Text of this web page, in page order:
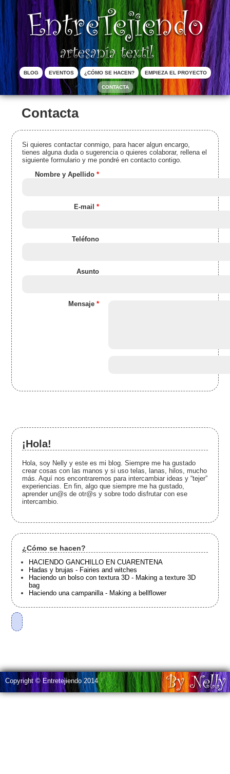
Pasar al contenido principal
Menú principal
BLOG EVENTOS ¿CÓMO SE HACEN? EMPIEZA EL PROYECTO
CONTACTA
Contacta
Si quieres contactar conmigo, para hacer algun encargo,
tienes alguna duda o sugerencia o quieres colaborar, rellena el
siguiente formulario y me pondré en contacto contigo.
Nombre y Apellido*
E-mail*
Teléfono
Asunto
Mensaje*
¡Hola!
Hola, soy Nelly y este es mi blog. Siempre me ha gustado
crear cosas con las manos y si uso telas, lanas, hilos, mucho
más. Aquí nos encontraremos para intercambiar ideas y “tejer”
experiencias. En fin, algo que siempre me ha gustado,
aprender un@s de otr@s y sobre todo disfrutar con ese
intercambio.
¿Cómo se hacen?
HACIENDO GANCHILLO EN CUARENTENA
Hadas y brujas - Fairies and witches
Haciendo un bolso con textura 3D - Making a texture 3D
bag
Haciendo una campanilla - Making a bellflower
Copyright © Entretejiendo 2014